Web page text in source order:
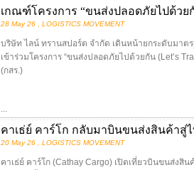
เกณฑ์โครงการ “ขนส่งปลอดภัยไปด้วย
28 May 26 , LOGISTICS MOVEMENT
บริษัท ไลน์ ทรานสปอร์ต จำกัด เดินหน้ายกระดับมา
เข้าร่วมโครงการ “ขนส่งปลอดภัยไปด้วยกัน (Let’s
(กสร.)
...
คาเธ่ย์ คาร์โก กลับมาบินขนส่งสินค้าสู่
20 May 26 , LOGISTICS MOVEMENT
คาเธ่ย์ คาร์โก (Cathay Cargo) เปิดเที่ยวบินขนส่งสิ